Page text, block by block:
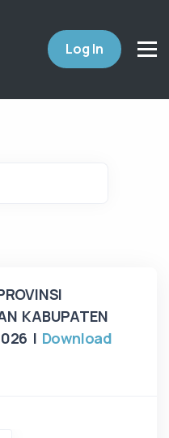
Log In
KABUPATEN
| Download